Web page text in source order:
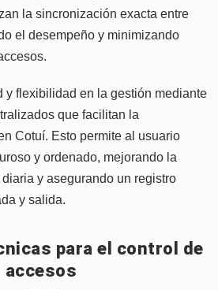
la sincronización exacta entre
el desempeño y minimizando
y flexibilidad en la gestión mediante
que facilitan la
Cotuí. Esto permite al usuario
y ordenado, mejorando la
y asegurando un registro
y salida.
para el control de
accesos